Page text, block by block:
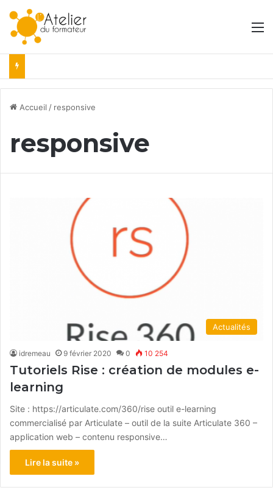
Accueil / responsive
responsive
Actualités
idremeau 9 février 2020 0 10 254
Tutoriels Rise : création de modules e-
learning
Site : https://articulate.com/360/rise outil e-learning
commercialisé par Articulate – outil de la suite Articulate 360 –
application web – contenu responsive…
Lire la suite »